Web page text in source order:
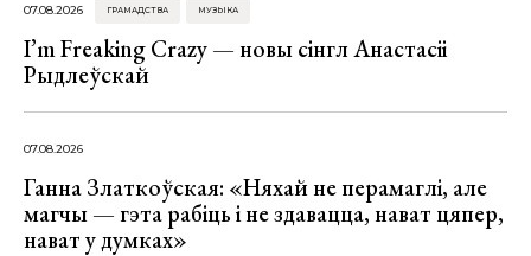
07.08.2026 ГРАМАДСТВА МУЗЫКА
I’m Freaking Crazy — новы сінгл Анастасіі
Рыдлеўскай
07.08.2026
Ганна Златкоўская: «Няхай не перамаглі, але
магчы — гэта рабіць і не здавацца, нават цяпер,
нават у думках»